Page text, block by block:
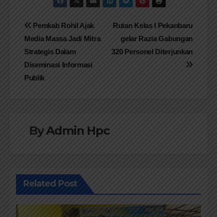
Navigasi
pos
Rutan Kelas I Pekanbaru
gelar Razia Gabungan
320 Personel Diterjunkan
Pemkab Rohil Ajak
Media Massa Jadi Mitra
Strategis Dalam
Diseminasi Informasi
Publik
ByAdmin Hpc
Related Post